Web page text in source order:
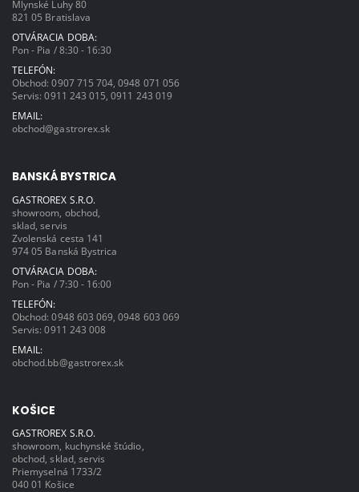
Mlynské Luhy 80
821 05 Bratislava
OTVÁRACIA DOBA:
Pon - Pia / 8:30 - 16:30
TELEFÓN:
Obchod:0907 715 704 ,0948 071 056
Servis:0911 243 015 ,0911 243 019
EMAIL:
obchod@gastrorex.sk
BANSKÁ BYSTRICA
GASTROREX S.R.O.
showroom, obchod,
sklad, servis
Zvolenská cesta 141
974 05 Banská Bystrica
OTVÁRACIA DOBA:
Pon - Pia / 7:30 - 16:00
TELEFÓN:
Obchod:0948 603 069 ,0948 603 069
Servis:0911 243 008
EMAIL:
obchod.bb@gastrorex.sk
KOŠICE
GASTROREX S.R.O.
showroom, kuchynské štúdio,
obchod, sklad, servis
Priemyselná 1733/2
040 01 Košice